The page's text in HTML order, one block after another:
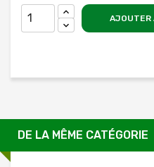
AJOUTER
DE LA MÊME CATÉGORIE